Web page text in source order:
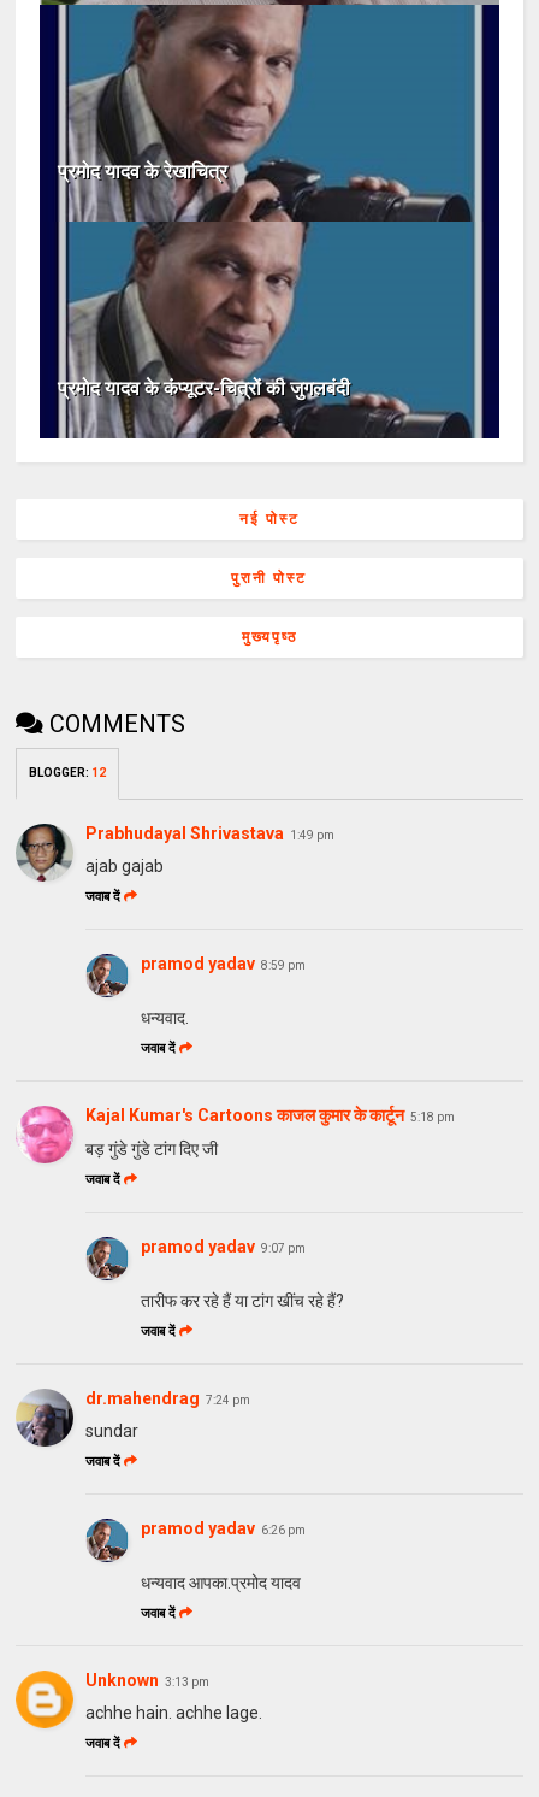
प्रमोद यादव के रेखाचित्र
प्रमोद यादव के कंप्यूटर-चित्रों की जुगलबंदी
नई पोस्ट
पुरानी पोस्ट
मुख्यपृष्ठ
COMMENTS
BLOGGER: 12
Prabhudayal Shrivastava 1:49 pm
ajab gajab
जवाब दें
pramod yadav 8:59 pm
धन्यवाद.
जवाब दें
Kajal Kumar's Cartoons काजल कुमार के कार्टून 5:18 pm
बड़ गुंडे गुंडे टांग दि‍ए जी
जवाब दें
pramod yadav 9:07 pm
तारीफ कर रहे हैं या टांग खींच रहे हैं?
जवाब दें
dr.mahendrag 7:24 pm
sundar
जवाब दें
pramod yadav 6:26 pm
धन्यवाद आपका.प्रमोद यादव
जवाब दें
Unknown 3:13 pm
achhe hain. achhe lage.
जवाब दें